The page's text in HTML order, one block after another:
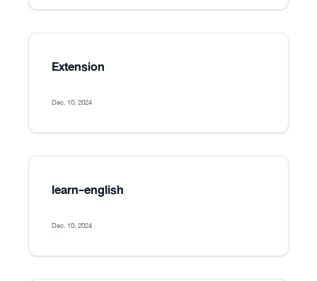
Extension
Dec. 10, 2024
learn-english
Dec. 10, 2024